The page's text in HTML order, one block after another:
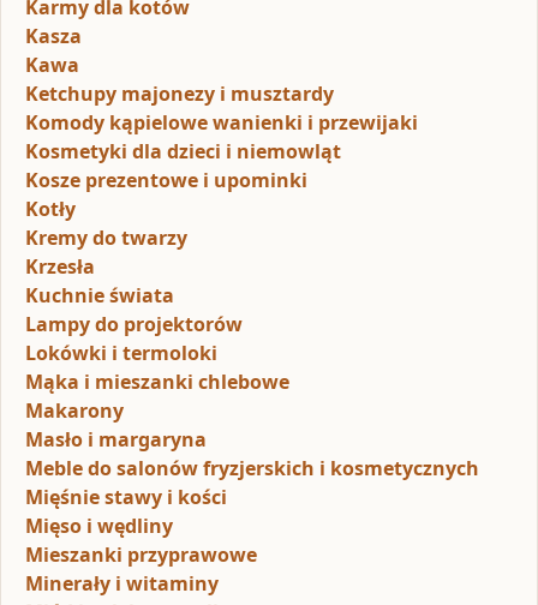
Karmy dla kotów
Kasza
Kawa
Ketchupy majonezy i musztardy
Komody kąpielowe wanienki i przewijaki
Kosmetyki dla dzieci i niemowląt
Kosze prezentowe i upominki
Kotły
Kremy do twarzy
Krzesła
Kuchnie świata
Lampy do projektorów
Lokówki i termoloki
Mąka i mieszanki chlebowe
Makarony
Masło i margaryna
Meble do salonów fryzjerskich i kosmetycznych
Mięśnie stawy i kości
Mięso i wędliny
Mieszanki przyprawowe
Minerały i witaminy